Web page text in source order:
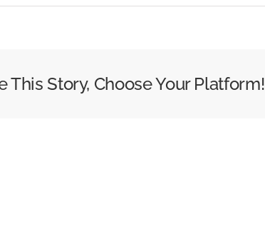
This Story, Choose Your Platform!